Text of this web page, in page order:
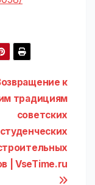
к
традициям
советских
студенческих
| VseTime.ru